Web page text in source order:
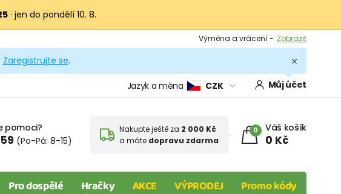
· jen do pondělí 10. 8.
Výměna a vrácení - Zobrazit
Podmínky
Zaregistrujte se.
Jazyk a měna CZK Můj účet
pomoci?
(Po-Pá: 8-15)
Nakupte ještě za 2 000 Kč
a máte dopravu zdarma
0 Váš košík
0 Kč
Pro dospělé Hračky AKCE VÝPRODEJ Promo kódy